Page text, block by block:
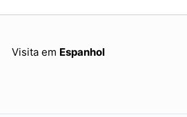
Visita em Espanhol